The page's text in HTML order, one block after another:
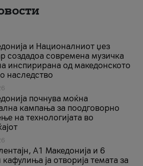
и Националниот џез
создадоа современа музичка
инспирирана од македонското
наследство
почнува моќна
кампања за поодговорно
на технологијата во
A1 Македонија и 6
кафулиња ја отворија темата за